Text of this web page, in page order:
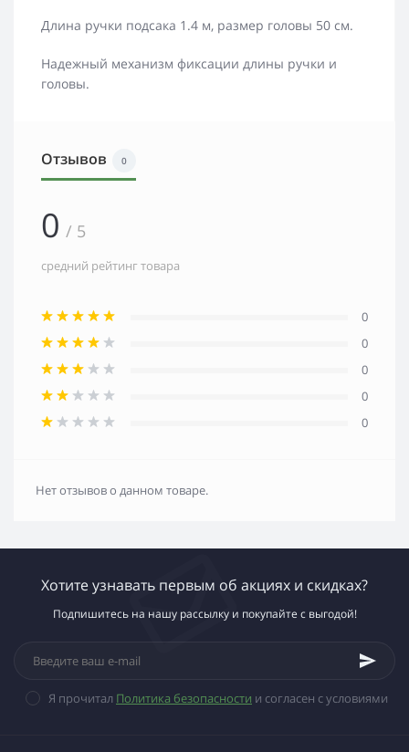
Длина ручки подсака 1.4 м, размер головы 50 см.
Надежный механизм фиксации длины ручки и
головы.
Отзывов 0
0 / 5
средний рейтинг товара
0
0
0
0
0
Нет отзывов о данном товаре.
Хотите узнавать первым об акциях и скидках?
Подпишитесь на нашу рассылку и покупайте с выгодой!
Я прочитал Политика безопасности и согласен с условиями